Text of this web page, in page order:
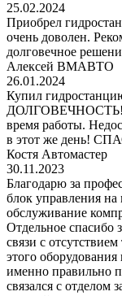
25.02.2024
Приобрел
очень доволен.
долговечное
Алексей ВМАВТО
26.01.2024
Купил
ДОЛГОВЕЧНОСТЬ!
время работы.
в этот же день!
Костя Автомастер
30.11.2023
Благодарю за
блок управления
обслуживание
Отдельное спасибо
связи с
этого
именно правильно
связался с отделом